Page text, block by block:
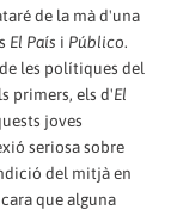
de la mà d'una
El País i Público.
les polítiques del
primers, els d'El
joves
seriosa sobre
del mitjà en
que alguna